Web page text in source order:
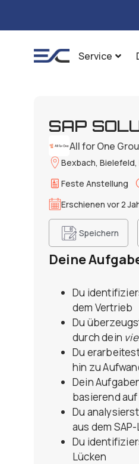
Service
SAP
All for One
Bexbach,
Feste Anstellung
Erschienen vor 2
Speichern
Deine
Du
dem Vertrieb
Du
durch dein
Du
hin zu
Dein
basierend
Du
aus dem
Du
Lücken